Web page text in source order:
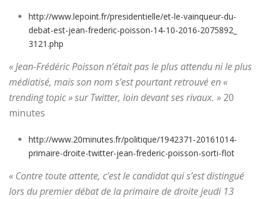
http://www.lepoint.fr/presidentielle/et-le-vainqueur-du-
debat-est-jean-frederic-poisson-14-10-2016-2075892_
3121.php
« Jean-Frédéric Poisson n’était pas le plus attendu ni le plus
médiatisé, mais son nom s’est pourtant retrouvé en «
trending topic » sur Twitter, loin devant ses rivaux. » 20
minutes
http://www.20minutes.fr/politique/1942371-20161014-
primaire-droite-twitter-jean-frederic-poisson-sorti-flot
« Contre toute attente, c’est le candidat qui s’est distingué
lors du premier débat de la primaire de droite jeudi 13